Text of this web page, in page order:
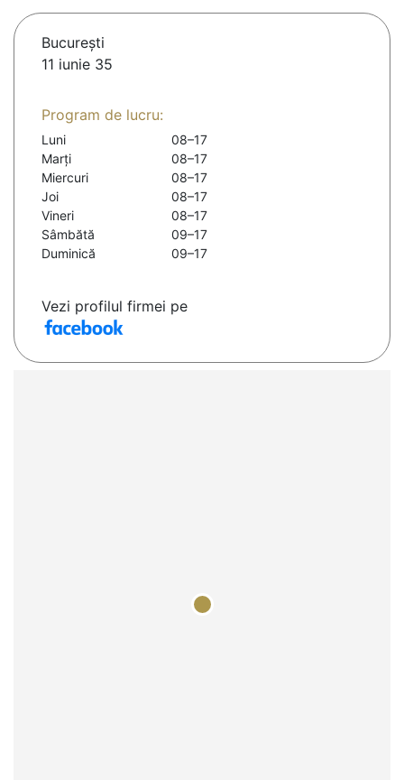
Bucureşti
11 iunie 35
Program de lucru:
Luni
08–17
Marți
08–17
Miercuri
08–17
Joi
08–17
Vineri
08–17
Sâmbătă
09–17
Duminică
09–17
Vezi profilul firmei pe